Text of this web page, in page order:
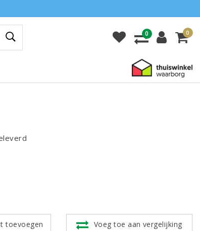
0 0
toevoegen Voeg toe aan vergelijking